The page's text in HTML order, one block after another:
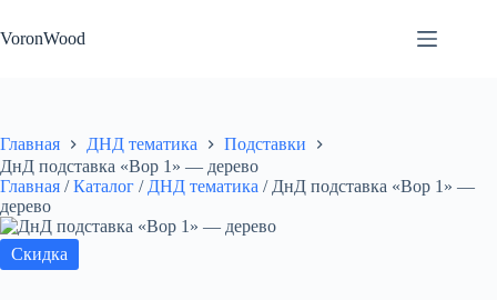
к
сути
VoronWood
Главная ДНД тематика
Подставки
ДнД подставка «Вор 1» — дерево
Главная / Каталог / ДНД тематика / ДнД подставка «Вор 1» —
дерево
Скидка